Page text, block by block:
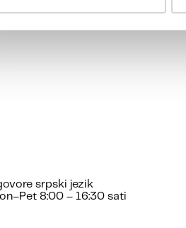
srpski jezik
8:00 – 16:30 sati